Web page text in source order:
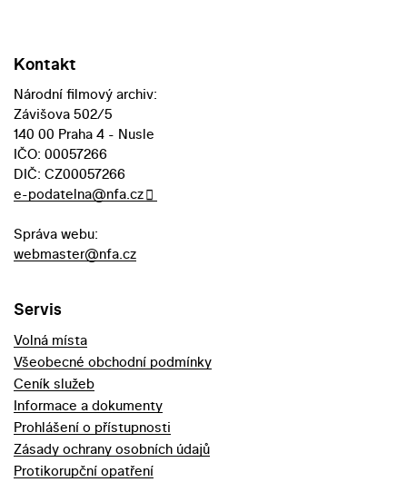
Kontakt
Národní filmový archiv:
Závišova 502/5
140 00 Praha 4 - Nusle
IČO: 00057266
DIČ: CZ00057266
e-podatelna@nfa.cz
Správa webu:
webmaster@nfa.cz
Servis
Volná místa
Všeobecné obchodní podmínky
Ceník služeb
Informace a dokumenty
Prohlášení o přístupnosti
Zásady ochrany osobních údajů
Protikorupční opatření